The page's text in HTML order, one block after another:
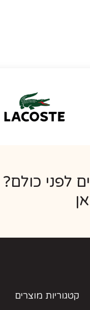
לפני כולם?
קטגוריות מוצרים